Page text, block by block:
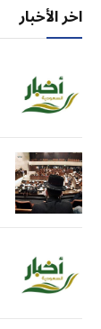
اخر الأخبار